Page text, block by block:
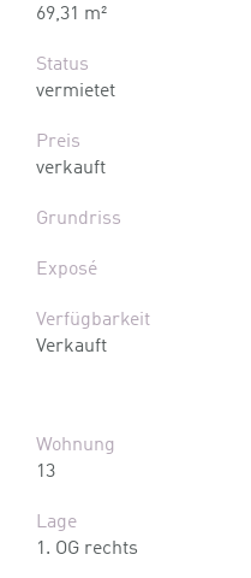
69,31 m²
Status
vermietet
Preis
verkauft
Grundriss
Exposé
Verfügbarkeit
Verkauft
Wohnung
13
Lage
1. OG rechts